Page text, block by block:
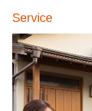
Service